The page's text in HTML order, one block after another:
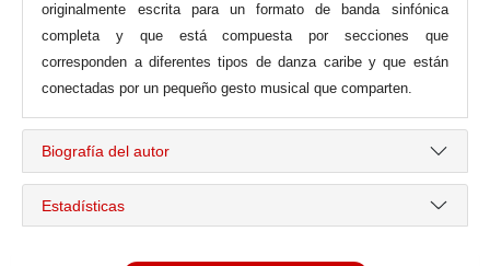
originalmente escrita para un formato de banda sinfónica
completa y que está compuesta por secciones que
corresponden a diferentes tipos de danza caribe y que están
conectadas por un pequeño gesto musical que comparten.
Biografía del autor
Estadísticas